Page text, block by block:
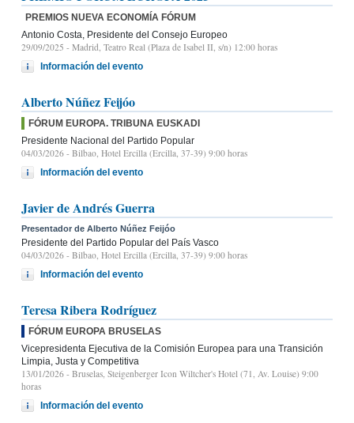
PREMIOS NUEVA ECONOMÍA FÓRUM
Antonio Costa, Presidente del Consejo Europeo
29/09/2025 - Madrid, Teatro Real (Plaza de Isabel II, s/n) 12:00 horas
Información del evento
Alberto Núñez Feijóo
FÓRUM EUROPA. TRIBUNA EUSKADI
Presidente Nacional del Partido Popular
04/03/2026 - Bilbao, Hotel Ercilla (Ercilla, 37-39) 9:00 horas
Información del evento
Javier de Andrés Guerra
Presentador de Alberto Núñez Feijóo
Presidente del Partido Popular del País Vasco
04/03/2026 - Bilbao, Hotel Ercilla (Ercilla, 37-39) 9:00 horas
Información del evento
Teresa Ribera Rodríguez
FÓRUM EUROPA BRUSELAS
Vicepresidenta Ejecutiva de la Comisión Europea para una Transición
Limpia, Justa y Competitiva
13/01/2026 - Bruselas, Steigenberger Icon Wiltcher's Hotel (71, Av. Louise) 9:00
horas
Información del evento